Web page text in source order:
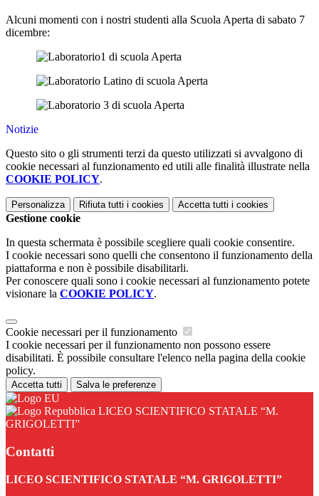
Alcuni momenti con i nostri studenti alla Scuola Aperta di sabato 7
dicembre:
Notizie
Questo sito o gli strumenti terzi da questo utilizzati si avvalgono di
cookie necessari al funzionamento ed utili alle finalità illustrate nella
COOKIE POLICY.
Personalizza Rifiuta tutti i cookies Accetta tutti i cookies
Gestione cookie
In questa schermata è possibile scegliere quali cookie consentire.
I cookie necessari sono quelli che consentono il funzionamento della
piattaforma e non è possibile disabilitarli.
Per conoscere quali sono i cookie necessari al funzionamento potete
visionare la COOKIE POLICY.
Cookie necessari per il funzionamento
I cookie necessari per il funzionamento non possono essere
disabilitati. È possibile consultare l'elenco nella pagina della cookie
policy.
Accetta tutti Salva le preferenze
LICEO SCIENTIFICO STATALE “M.
GRIGOLETTI”
Contatti
LICEO SCIENTIFICO STATALE “M. GRIGOLETTI”